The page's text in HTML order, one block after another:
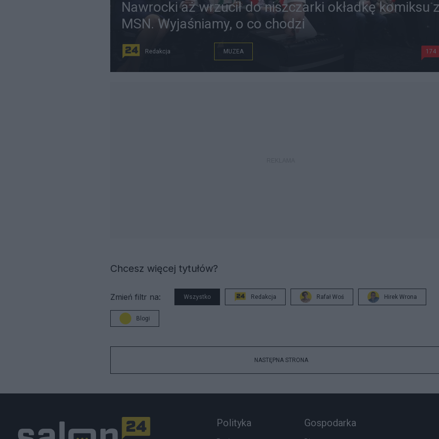
Nawrocki aż wrzucił do niszczarki okładkę komiksu
MSN. Wyjaśniamy, o co chodzi
Redakcja MUZEA 174
Chcesz więcej tytułów?
Zmień filtr na: Wszystko Redakcja Rafał Woś Hirek Wrona
Blogi
NASTĘPNA STRONA
Polityka Gospodarka